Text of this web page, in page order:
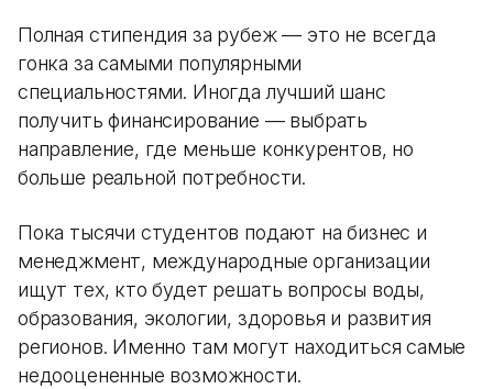
Полная стипендия за рубеж — это не всегда
гонка за самыми популярными
специальностями. Иногда лучший шанс
получить финансирование — выбрать
направление, где меньше конкурентов, но
больше реальной потребности.
Пока тысячи студентов подают на бизнес и
менеджмент, международные организации
ищут тех, кто будет решать вопросы воды,
образования, экологии, здоровья и развития
регионов. Именно там могут находиться самые
недооцененные возможности.